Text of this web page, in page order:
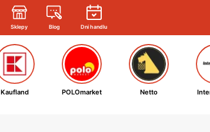
Sklepy Blog Dni handlu
Kaufland POLOmarket Netto